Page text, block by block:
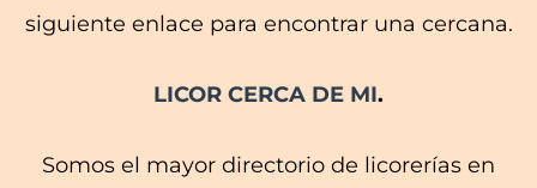
siguiente enlace para encontrar una cercana.
LICOR CERCA DE MI.
Somos el mayor directorio de licorerías en